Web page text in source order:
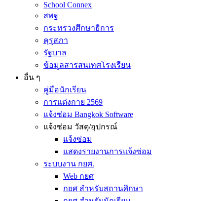
School Connex
สพฐ
กระทรวงศึกษาธิการ
คุรุสภา
รัฐบาล
ข้อมูลสารสนเทศโรงเรียน
อื่น ๆ
คู่มือนักเรียน
การแต่งกาย 2569
แจ้งซ่อม Bangkok Software
แจ้งซ่อม วัสดุ/อุปกรณ์
แจ้งซ่อม
แสดงรายงานการแจ้งซ่อม
ระบบงาน กยศ.
Web กยศ
กยศ สำหรับสถานศึกษา